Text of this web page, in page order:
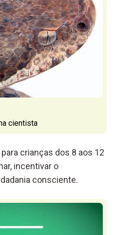
cientista
crianças dos 8 aos 12
incentivar o
consciente.